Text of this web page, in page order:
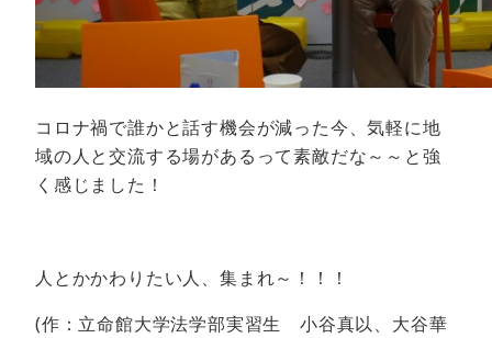
コロナ禍で誰かと話す機会が減った今、気軽に地
域の人と交流する場があるって素敵だな～～と強
く感じました！
人とかかわりたい人、集まれ～！！！
(作：立命館大学法学部実習生 小谷真以、大谷華